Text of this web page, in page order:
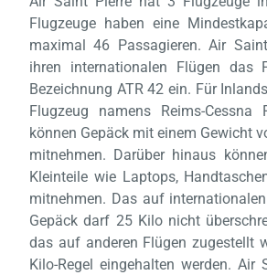
Flugzeuge haben eine
maximal 46 Passagieren. Air
ihren internationalen Flügen das
Bezeichnung ATR 42 ein. Für
Flugzeug namens Reims-Cessna
können Gepäck mit einem Gewicht
mitnehmen. Darüber hinaus
Kleinteile wie Laptops,
mitnehmen. Das auf
Gepäck darf 25 Kilo nicht
das auf anderen Flügen zugestellt
Kilo-Regel eingehalten werden. Air